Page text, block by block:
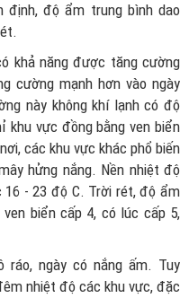
định, độ ẩm trung bình dao
khả năng được tăng cường
cường mạnh hơn vào ngày
này không khí lạnh có độ
vực đồng bằng ven biển
các khu vực khác phổ biến
hửng nắng. Nền nhiệt độ
- 23 độ C. Trời rét, độ ẩm
biển cấp 4, có lúc cấp 5,
ráo, ngày có nắng ấm. Tuy
nhiệt độ các khu vực, đặc